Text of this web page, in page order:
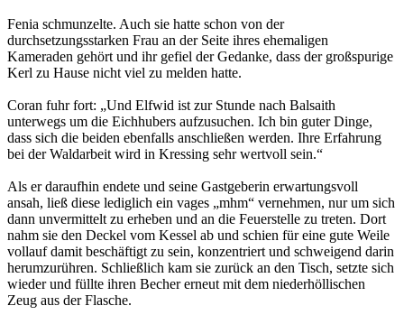
Fenia schmunzelte. Auch sie hatte schon von der
durchsetzungsstarken Frau an der Seite ihres ehemaligen
Kameraden gehört und ihr gefiel der Gedanke, dass der großspurige
Kerl zu Hause nicht viel zu melden hatte.
Coran fuhr fort: „Und Elfwid ist zur Stunde nach Balsaith
unterwegs um die Eichhubers aufzusuchen. Ich bin guter Dinge,
dass sich die beiden ebenfalls anschließen werden. Ihre Erfahrung
bei der Waldarbeit wird in Kressing sehr wertvoll sein.“
Als er daraufhin endete und seine Gastgeberin erwartungsvoll
ansah, ließ diese lediglich ein vages „mhm“ vernehmen, nur um sich
dann unvermittelt zu erheben und an die Feuerstelle zu treten. Dort
nahm sie den Deckel vom Kessel ab und schien für eine gute Weile
vollauf damit beschäftigt zu sein, konzentriert und schweigend darin
herumzurühren. Schließlich kam sie zurück an den Tisch, setzte sich
wieder und füllte ihren Becher erneut mit dem niederhöllischen
Zeug aus der Flasche.